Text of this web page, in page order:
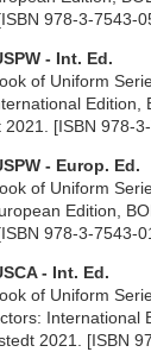
978-3-7543-
- Int. Ed.
of Uniform
Edition,
[ISBN 978-
- Europ. Ed.
of Uniform
Edition,
978-3-7543-
- Int. Ed.
of Uniform
International
2021. [ISBN